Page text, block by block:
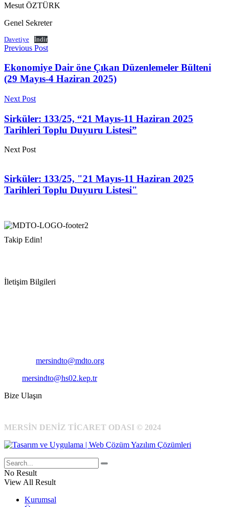
Mesut ÖZTÜRK
Genel Sekreter
Davetiye İndir
Previous Post
Ekonomiye Dair öne Çıkan Düzenlemeler Bülteni
(29 Mayıs-4 Haziran 2025)
Next Post
Sirküler: 133/25, “21 Mayıs-11 Haziran 2025
Tarihleri Toplu Duyuru Listesi”
Next Post
Sirküler: 133/25, "21 Mayıs-11 Haziran 2025
Tarihleri Toplu Duyuru Listesi"
Takip Edin!
İletişim Bilgileri
mersindto@mdto.org
mersindto@hs02.kep.tr
Bize Ulaşın
MERSİN DENİZ TİCARET ODASI © 2024
No Result
View All Result
Kurumsal